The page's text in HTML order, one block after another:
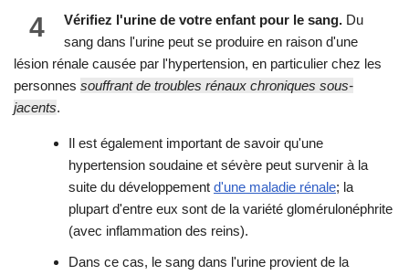
4 Vérifiez l'urine de votre enfant pour le sang. Du
sang dans l'urine peut se produire en raison d'une
lésion rénale causée par l'hypertension, en particulier chez les
personnes souffrant de troubles rénaux chroniques sous-
jacents.
Il est également important de savoir qu'une
hypertension soudaine et sévère peut survenir à la
suite du développement d'une maladie rénale; la
plupart d'entre eux sont de la variété glomérulonéphrite
(avec inflammation des reins).
Dans ce cas, le sang dans l'urine provient de la